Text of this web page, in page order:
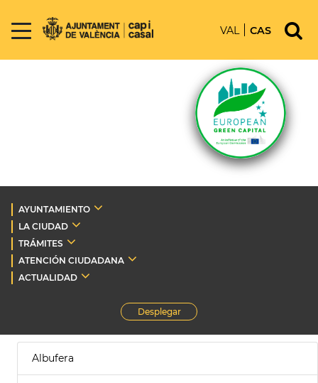
VAL CAS
AYUNTAMIENTO
LA CIUDAD
TRÁMITES
ATENCIÓN CIUDADANA
ACTUALIDAD
Desplegar
Albufera